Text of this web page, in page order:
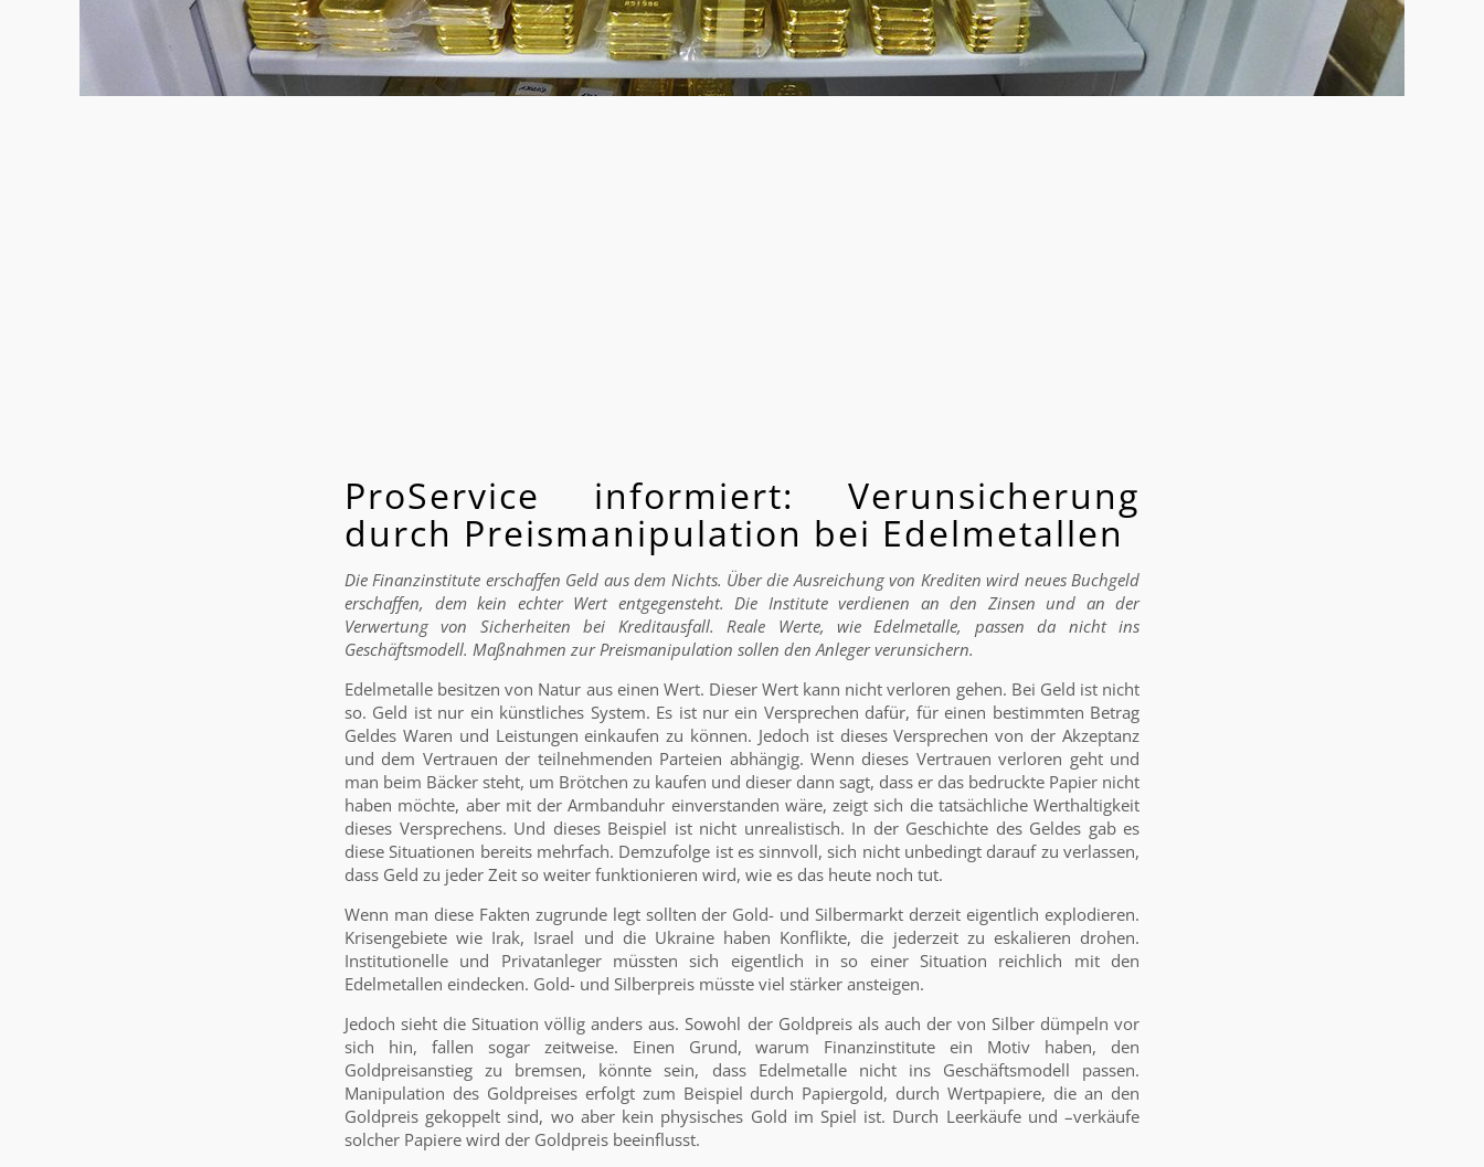
ProService informiert: Verunsicherung
durch Preismanipulation bei Edelmetallen
Die Finanzinstitute erschaffen Geld aus dem Nichts. Über die Ausreichung von Krediten wird neues Buchgeld
erschaffen, dem kein echter Wert entgegensteht. Die Institute verdienen an den Zinsen und an der
Verwertung von Sicherheiten bei Kreditausfall. Reale Werte, wie Edelmetalle, passen da nicht ins
Geschäftsmodell. Maßnahmen zur Preismanipulation sollen den Anleger verunsichern.
Edelmetalle besitzen von Natur aus einen Wert. Dieser Wert kann nicht verloren gehen. Bei Geld ist nicht
so. Geld ist nur ein künstliches System. Es ist nur ein Versprechen dafür, für einen bestimmten Betrag
Geldes Waren und Leistungen einkaufen zu können. Jedoch ist dieses Versprechen von der Akzeptanz
und dem Vertrauen der teilnehmenden Parteien abhängig. Wenn dieses Vertrauen verloren geht und
man beim Bäcker steht, um Brötchen zu kaufen und dieser dann sagt, dass er das bedruckte Papier nicht
haben möchte, aber mit der Armbanduhr einverstanden wäre, zeigt sich die tatsächliche Werthaltigkeit
dieses Versprechens. Und dieses Beispiel ist nicht unrealistisch. In der Geschichte des Geldes gab es
diese Situationen bereits mehrfach. Demzufolge ist es sinnvoll, sich nicht unbedingt darauf zu verlassen,
dass Geld zu jeder Zeit so weiter funktionieren wird, wie es das heute noch tut.
Wenn man diese Fakten zugrunde legt sollten der Gold- und Silbermarkt derzeit eigentlich explodieren.
Krisengebiete wie Irak, Israel und die Ukraine haben Konflikte, die jederzeit zu eskalieren drohen.
Institutionelle und Privatanleger müssten sich eigentlich in so einer Situation reichlich mit den
Edelmetallen eindecken. Gold- und Silberpreis müsste viel stärker ansteigen.
Jedoch sieht die Situation völlig anders aus. Sowohl der Goldpreis als auch der von Silber dümpeln vor
sich hin, fallen sogar zeitweise. Einen Grund, warum Finanzinstitute ein Motiv haben, den
Goldpreisanstieg zu bremsen, könnte sein, dass Edelmetalle nicht ins Geschäftsmodell passen.
Manipulation des Goldpreises erfolgt zum Beispiel durch Papiergold, durch Wertpapiere, die an den
Goldpreis gekoppelt sind, wo aber kein physisches Gold im Spiel ist. Durch Leerkäufe und –verkäufe
solcher Papiere wird der Goldpreis beeinflusst.